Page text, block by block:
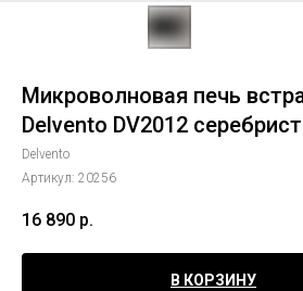
Микроволновая печь
Delvento DV2012
Delvento
Артикул: 20256
16 890 р.
В КОРЗИНУ